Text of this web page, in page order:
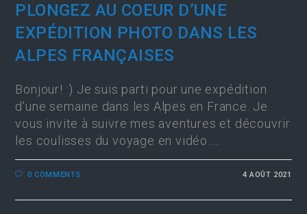
PLONGEZ AU COEUR D’UNE
EXPÉDITION PHOTO DANS LES
ALPES FRANÇAISES
Bonjour! :) Je suis parti pour une expédition
d'une semaine dans les Alpes en France. Je
vous invite à suivre mes aventures et découvrir
les coulisses du voyage en vidéo.…
0 COMMENTS 4 AOÛT 2021